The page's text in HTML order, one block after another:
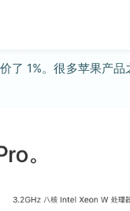
了 1%。很多苹果产